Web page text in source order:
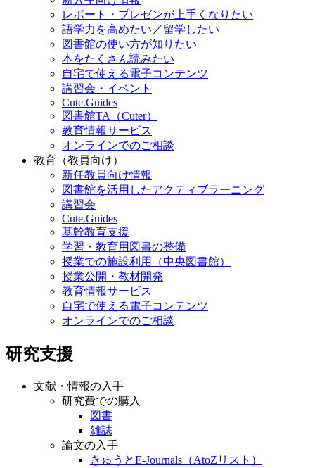
レポート・プレゼンが上手くなりたい
語学力を高めたい／留学したい
図書館の使い方が知りたい
本をたくさん読みたい
自宅で使える電子コンテンツ
講習会・イベント
Cute.Guides
図書館TA（Cuter）
教育情報サービス
オンラインでのご相談
教育（教員向け）
新任教員向け情報
図書館を活用したアクティブラーニング
講習会
Cute.Guides
基幹教育支援
学習・教育用図書の整備
授業での施設利用（中央図書館）
授業公開・教材開発
教育情報サービス
自宅で使える電子コンテンツ
オンラインでのご相談
研究支援
文献・情報の入手
研究費での購入
図書
雑誌
論文の入手
きゅうとE-Journals（AtoZリスト）